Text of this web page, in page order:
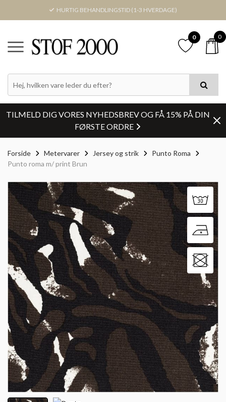
HURTIG BEHANDLINGSTID (1-3 HVERDAGE)
0 0
TILMELD DIG VORES NYHEDSBREV OG FÅ 15% PÅ DIN
FØRSTE ORDRE
Forside Metervarer Jersey og strik
Punto Roma
Punto roma m/ print Brun